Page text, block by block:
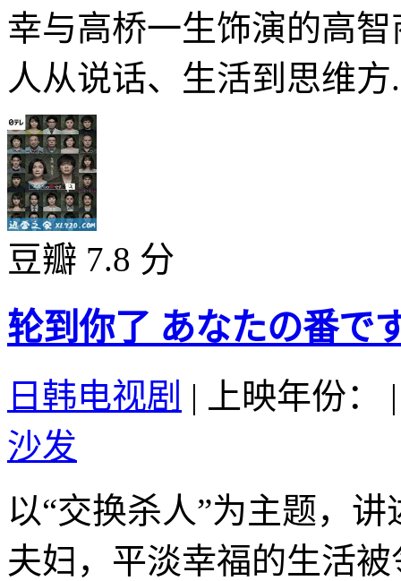
幸与高桥一生饰演的高
人从说话、生活到思维
豆瓣 7.8 分
轮到你了 あなたの番で
日韩电视剧 | 上映年份：
|
沙发
以“交换杀人”为主题，
夫妇，平淡幸福的生活